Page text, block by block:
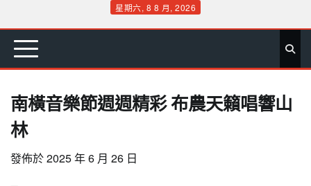
content
星期六, 8 8 月, 2026
首 要 娛 生 社 文 公 運 旅 政 地 專
南橫音樂節週週精彩 布農天籟唱響山
林
發佈於2025 年 6 月 26 日